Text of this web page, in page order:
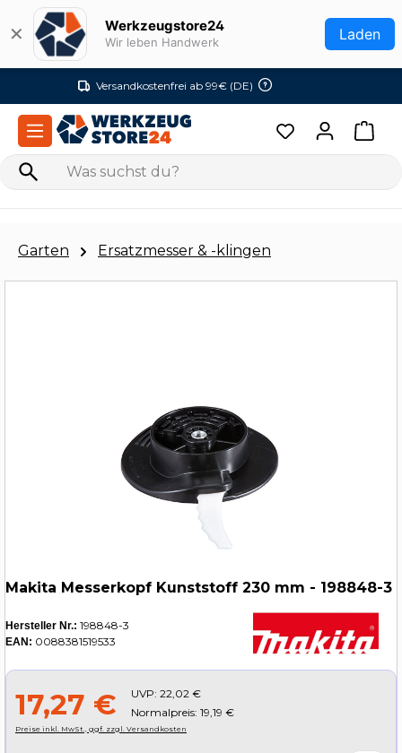
Zum Hauptinhalt springen
✕ Werkzeugstore24
Wir leben Handwerk Laden
Versandkostenfrei ab 99€ (DE)
Garten Ersatzmesser & -klingen
Makita Messerkopf Kunststoff 230 mm - 198848-3
Hersteller Nr.: 198848-3
EAN: 0088381519533
17,27 € UVP: 22,02 €
Normalpreis: 19,19 €
Preise inkl. MwSt., ggf. zzgl. Versandkosten